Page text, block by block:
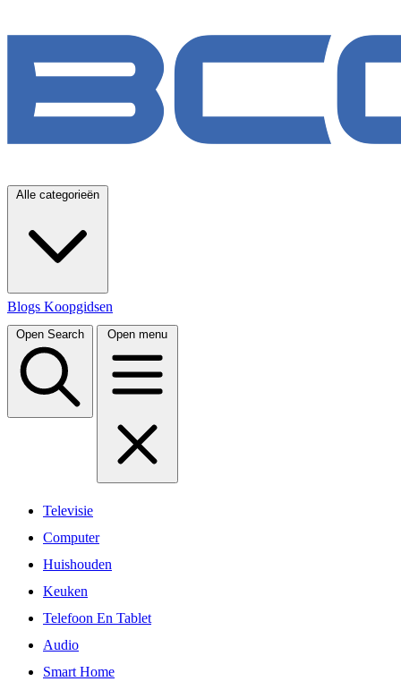
Alle categorieën
Blogs Koopgidsen
Open Search Open menu
Televisie
Computer
Huishouden
Keuken
Telefoon En Tablet
Audio
Smart Home